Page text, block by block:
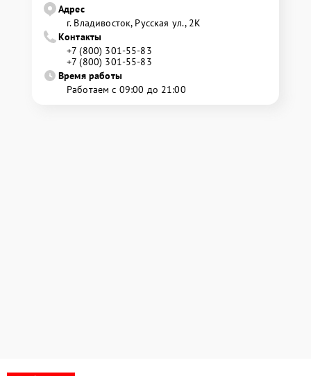
Адрес
г. Владивосток, Русская ул., 2К
Контакты
+7 (800) 301-55-83
+7 (800) 301-55-83
Время работы
Работаем с 09:00 до 21:00